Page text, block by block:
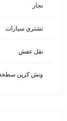
نجار
نشتري سيارات
نقل عفش
ونش كرين